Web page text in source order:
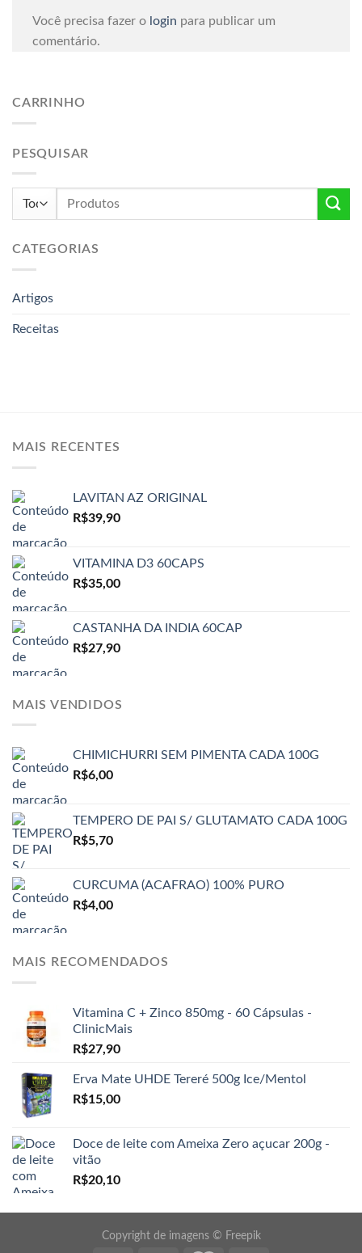
Você precisa fazer o login para publicar um
comentário.
CARRINHO
PESQUISAR
Pesquisar
CATEGORIAS
Artigos
Receitas
MAIS RECENTES
LAVITAN AZ ORIGINAL
R$39,90
VITAMINA D3 60CAPS
R$35,00
CASTANHA DA INDIA 60CAP
R$27,90
MAIS VENDIDOS
CHIMICHURRI SEM PIMENTA CADA 100G
R$6,00
TEMPERO DE PAI S/ GLUTAMATO CADA 100G
R$5,70
CURCUMA (ACAFRAO) 100% PURO
R$4,00
MAIS RECOMENDADOS
Vitamina C + Zinco 850mg - 60 Cápsulas -
ClinicMais
R$27,90
Erva Mate UHDE Tereré 500g Ice/Mentol
R$15,00
Doce de leite com Ameixa Zero açucar 200g -
vitão
R$20,10
Copyright de imagens © Freepik